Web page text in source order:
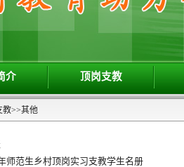
介 顶岗支教
教>>其他
师范生乡村顶岗实习支教学生名册